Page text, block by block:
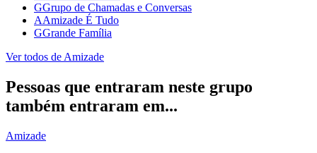
GGrupo de Chamadas e Conversas
AAmizade É Tudo
GGrande Família
Ver todos de Amizade
Pessoas que entraram neste grupo
também entraram em...
Amizade